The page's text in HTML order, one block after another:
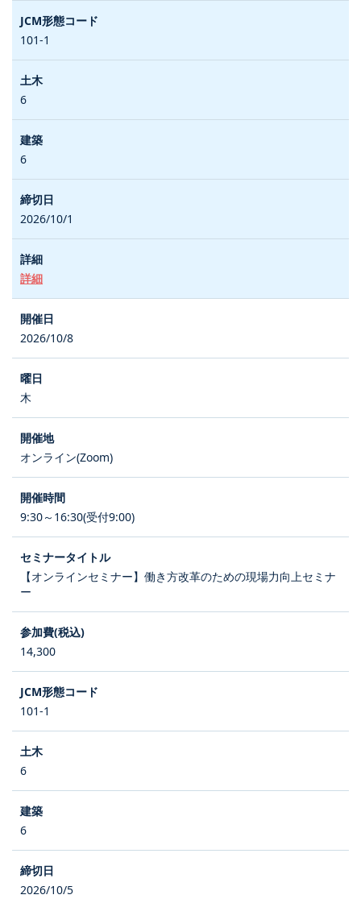
101-1
6
6
2026/10/1
詳細
2026/10/8
木
オンライン(Zoom)
9:30～16:30(受付9:00)
【オンラインセミナー】働き方改革のための現場力向上セミナ
ー
14,300
101-1
6
6
2026/10/5